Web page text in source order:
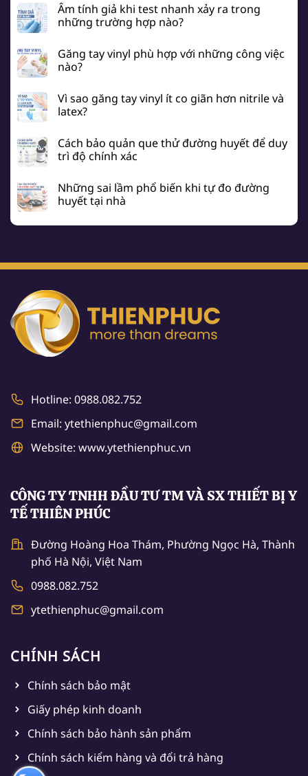
Âm tính giả khi test nhanh xảy ra trong
những trường hợp nào?
Găng tay vinyl phù hợp với những công việc
nào?
Vì sao găng tay vinyl ít co giãn hơn nitrile và
latex?
Cách bảo quản que thử đường huyết để duy
trì độ chính xác
Những sai lầm phổ biến khi tự đo đường
huyết tại nhà
Hotline: 0988.082.752
Email: ytethienphuc@gmail.com
Website: www.ytethienphuc.vn
CÔNG TY TNHH ĐẦU TƯ TM VÀ SX THIẾT BỊ Y
TẾ THIÊN PHÚC
Đường Hoàng Hoa Thám, Phường Ngọc Hà, Thành
phố Hà Nội, Việt Nam
0988.082.752
ytethienphuc@gmail.com
CHÍNH SÁCH
Chính sách bảo mật
Giấy phép kinh doanh
Chính sách bảo hành sản phẩm
Chính sách kiểm hàng và đổi trả hàng